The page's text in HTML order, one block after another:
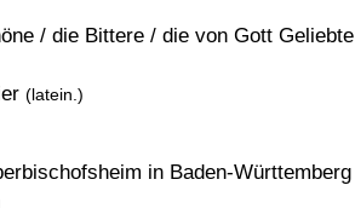
/ die Bittere / die von Gott Geliebte
(latein.)
in Baden-Württemberg